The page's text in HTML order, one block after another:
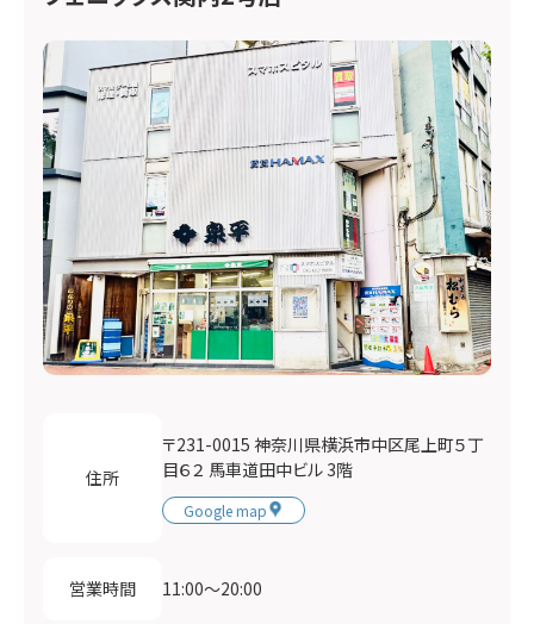
住所
〒231-0015 神奈川県横浜市中区尾上町５丁
目６２ 馬車道田中ビル 3階
Google map
営業時間 11:00〜20:00